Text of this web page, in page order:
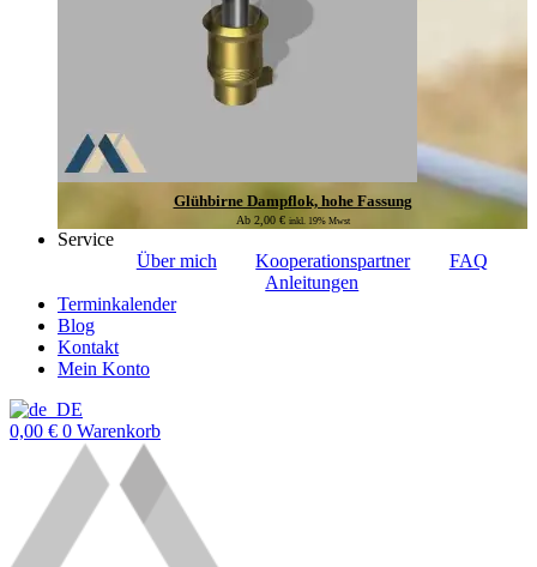
Glühbirne Dampflok, hohe Fassung
Ab 2,00 € inkl. 19% Mwst
Service
Über mich
Kooperationspartner
FAQ
Anleitungen
Terminkalender
Blog
Kontakt
Mein Konto
0,00 € 0 Warenkorb